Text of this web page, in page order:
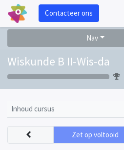
Contacteer ons
Nav
Wiskunde B II-Wis-da
Inhoud cursus
Zet op voltooid